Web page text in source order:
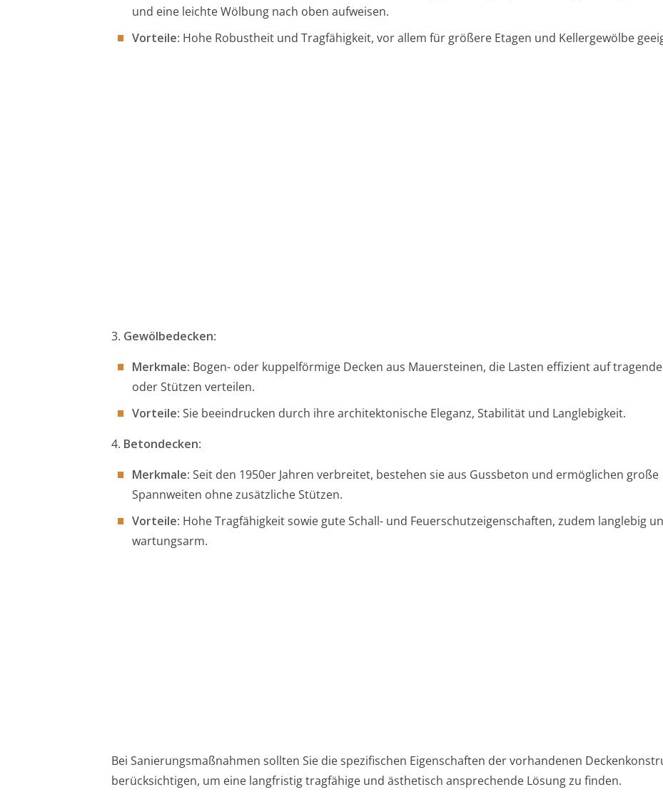
und eine leichte Wölbung nach oben aufweisen.
Vorteile: Hohe Robustheit und Tragfähigkeit, vor allem für größere Etagen und Kellergewölbe
3. Gewölbedecken:
Merkmale: Bogen- oder kuppelförmige Decken aus Mauersteinen, die Lasten effizient auf
oder Stützen verteilen.
Vorteile: Sie beeindrucken durch ihre architektonische Eleganz, Stabilität und Langlebigkeit.
4. Betondecken:
Merkmale: Seit den 1950er Jahren verbreitet, bestehen sie aus Gussbeton und ermöglichen große
Spannweiten ohne zusätzliche Stützen.
Vorteile: Hohe Tragfähigkeit sowie gute Schall- und Feuerschutzeigenschaften, zudem langlebig
wartungsarm.
Bei Sanierungsmaßnahmen sollten Sie die spezifischen Eigenschaften der vorhandenen
berücksichtigen, um eine langfristig tragfähige und ästhetisch ansprechende Lösung zu finden.